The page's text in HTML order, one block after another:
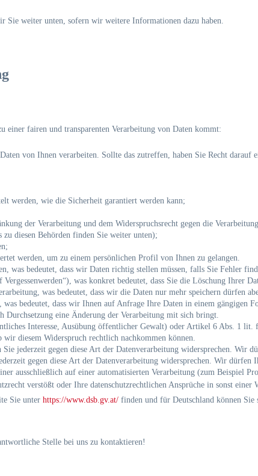
weiter unten, sofern wir weitere Informationen dazu haben.
fairen und transparenten Verarbeitung von Daten kommt:
von Ihnen verarbeiten. Sollte das zutreffen, haben Sie Recht
werden, wie die Sicherheit garantiert werden kann;
der Verarbeitung und dem Widerspruchsrecht gegen die
zu diesen Behörden finden Sie weiter unten);
werden, um zu einem persönlichen Profil von Ihnen zu gelangen.
was bedeutet, dass wir Daten richtig stellen müssen, falls Sie Fehler
was konkret bedeutet, dass Sie die Löschung Ihrer
was bedeutet, dass wir die Daten nur mehr speichern dürfen
bedeutet, dass wir Ihnen auf Anfrage Ihre Daten in einem gängigen
Durchsetzung eine Änderung der Verarbeitung mit sich bringt.
Interesse, Ausübung öffentlicher Gewalt) oder Artikel 6 Abs. 1 lit.
diesem Widerspruch rechtlich nachkommen können.
jederzeit gegen diese Art der Datenverarbeitung widersprechen. Wir
gegen diese Art der Datenverarbeitung widersprechen. Wir
ausschließlich auf einer automatisierten Verarbeitung (zum Beispiel
verstößt oder Ihre datenschutzrechtlichen Ansprüche in sonst
Sie unter https://www.dsb.gv.at/ finden und für Deutschland können Sie
Stelle bei uns zu kontaktieren!